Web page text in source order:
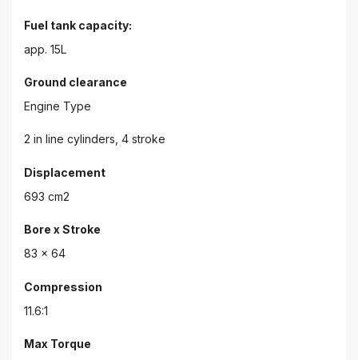
Fuel tank capacity:
app. 15L
Ground clearance
Engine Type
2 in line cylinders, 4 stroke
Displacement
693 cm2
Bore x Stroke
83 x 64
Compression
11.6:1
Max Torque